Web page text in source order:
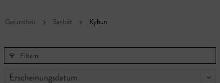
Gesundheit Sanität Kybun
Filtern